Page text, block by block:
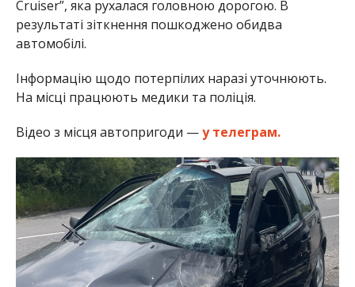
Cruiser”, яка рухалася головною дорогою. В
результаті зіткнення пошкоджено обидва
автомобілі.
Інформацію щодо потерпілих наразі уточнюють.
На місці працюють медики та поліція.
Відео з місця автопригоди —у телеграм.